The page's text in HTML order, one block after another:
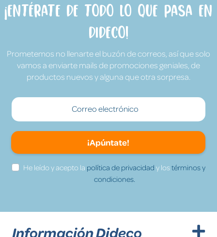
¡Entérate de todo lo que pasa en
Dideco!
Prometemos no llenarte el buzón de correos, así que solo
vamos a enviarte mails de promociones geniales, de
productos nuevos y alguna que otra sorpresa.
¡Apúntate!
He leído y acepto la política de privacidad y lostérminos y
condiciones.
Información Dideco